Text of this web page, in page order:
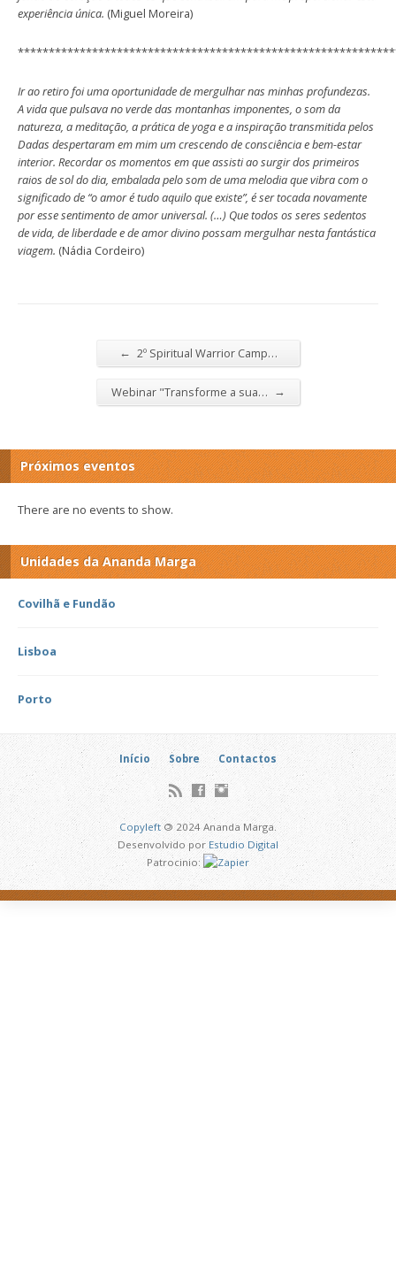
experiência única. (Miguel Moreira)
Ir ao retiro foi uma oportunidade de mergulhar nas minhas profundezas.
A vida que pulsava no verde das montanhas imponentes, o som da
natureza, a meditação, a prática de yoga e a inspiração transmitida pelos
Dadas despertaram em mim um crescendo de consciência e bem-estar
interior. Recordar os momentos em que assisti ao surgir dos primeiros
raios de sol do dia, embalada pelo som de uma melodia que vibra com o
significado de “o amor é tudo aquilo que existe”, é ser tocada novamente
por esse sentimento de amor universal. (…) Que todos os seres sedentos
de vida, de liberdade e de amor divino possam mergulhar nesta fantástica
viagem. (Nádia Cordeiro)
← 2º Spiritual Warrior Camp…
Webinar "Transforme a sua… →
Próximos eventos
There are no events to show.
Unidades da Ananda Marga
Covilhã e Fundão
Lisboa
Porto
Início Sobre Contactos
Copyleft © 2024 Ananda Marga.
Desenvolvido por Estudio Digital
Patrocinio: